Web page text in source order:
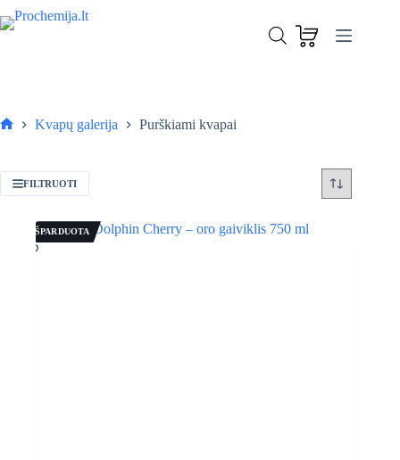
to
Kvapų galerija Purškiami kvapai
FILTRUOTI
IŠPARDUOTA